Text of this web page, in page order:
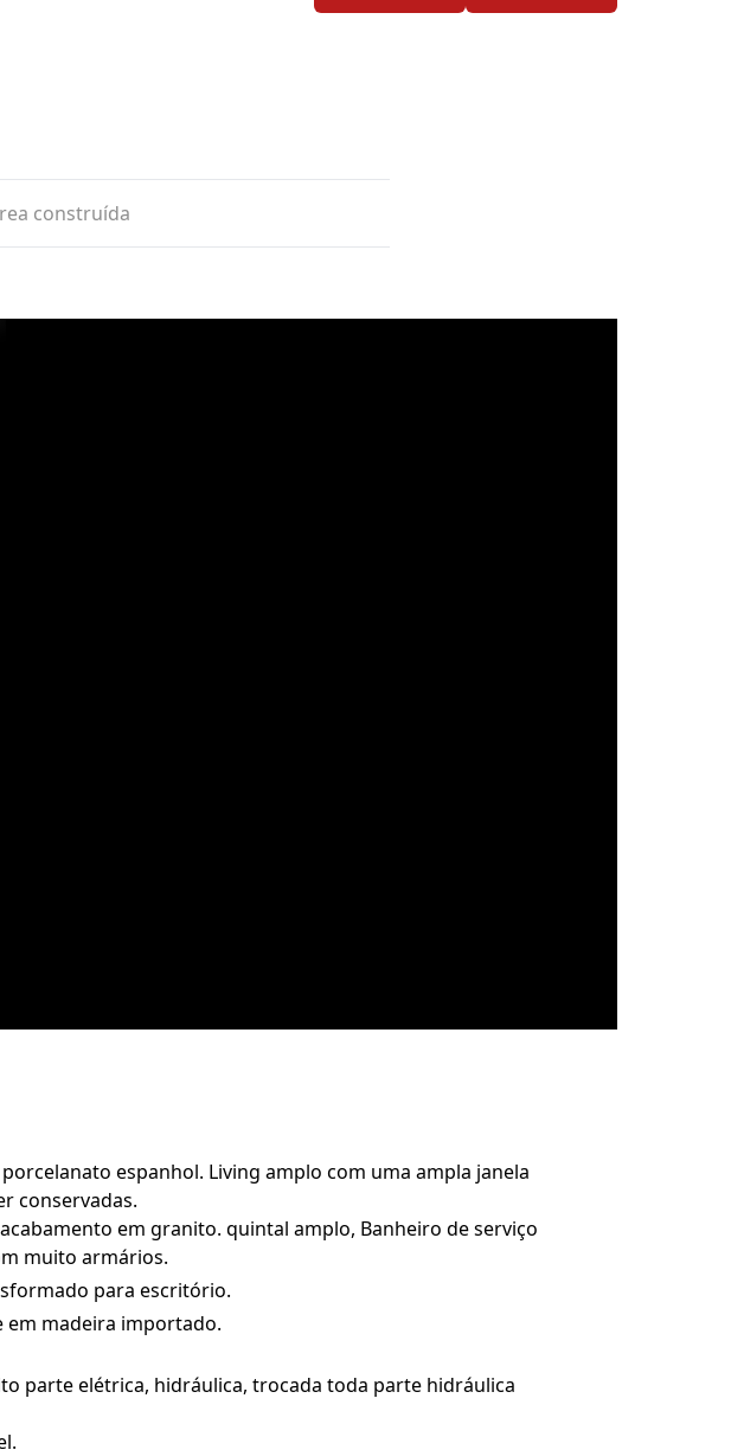
construída
espanhol. Living amplo com uma ampla janela
conservadas.
em granito. quintal amplo, Banheiro de serviço
muito armários.
para escritório.
em madeira importado.
parte elétrica, hidráulica, trocada toda parte hidráulica